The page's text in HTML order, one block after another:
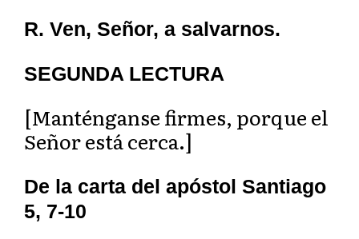
R. Ven, Señor, a salvarnos.
SEGUNDA LECTURA
[Manténganse firmes, porque el
Señor está cerca.]
De la carta del apóstol Santiago
5, 7-10